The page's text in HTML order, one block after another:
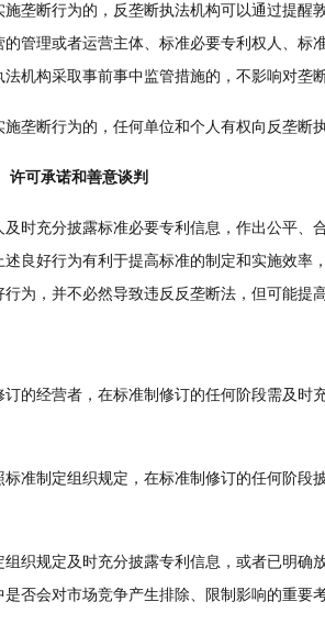
断行为的，反垄断执法机构可以通过提醒
管理或者运营主体、标准必要专利权人、标
机构采取事前事中监管措施的，不影响对垄
断行为的，任何单位和个人有权向反垄断执
可承诺和善意谈判
充分披露标准必要专利信息，作出公平、
良好行为有利于提高标准的制定和实施效率
为，并不必然导致违反反垄断法，但可能提
经营者，在标准制修订的任何阶段需及时
制定组织规定，在标准制修订的任何阶段
规定及时充分披露专利信息，或者已明确
否会对市场竞争产生排除、限制影响的重要考